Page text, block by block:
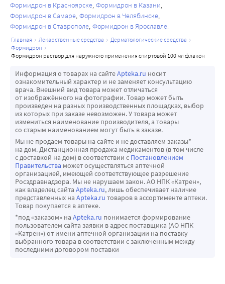
Формидрон в Красноярске Формидрон в Казани
Формидрон в Самаре Формидрон в Челябинске
Формидрон в Ставрополе Формидрон в Ярославле
главная лекарственные средства
дерматологические средства
формидрон
формидрон раствор для наружного применения спиртовой 100 мл флакон
Информация о товарах на сайтеApteka.ru носит
ознакомительный характер и не заменяет консультацию
врача. Внешний вид товара может отличаться
от изображённого на фотографии. Товар может быть
произведен на разных производственных площадках, выбор
из которых при заказе невозможен. У товара может
измениться наименование производителя, а товары
со старым наименованием могут быть в заказе.
Мы не продаем товары на сайте и не доставляем заказы*
на дом. Дистанционная продажа медикаментов (в том числе
с доставкой на дом) в соответствии с Постановлением
Правительства может осуществляться аптечной
организацией, имеющей соответствующее разрешение
Росздравнадзора. Мы не нарушаем закон. АО НПК «Катрен»,
как владелец сайта Apteka.ru, лишь обеспечивает наличие
представленных на Apteka.ru товаров в ассортименте аптеки.
Товар покупается в аптеке.
*под «заказом» на Apteka.ru понимается формирование
пользователем сайта заявки в адрес поставщика (АО НПК
«Катрен») от имени аптечной организации на поставку
выбранного товара в соответствии с заключенным между
последними договором поставки